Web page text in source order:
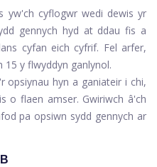
yw'ch cyflogwr wedi dewis yr
gennych hyd at ddau fis a
cyfan eich cyfrif. Fel arfer,
y flwyddyn ganlynol.
opsiynau hyn a ganiateir i chi,
o flaen amser. Gwiriwch â'ch
pa opsiwn sydd gennych ar